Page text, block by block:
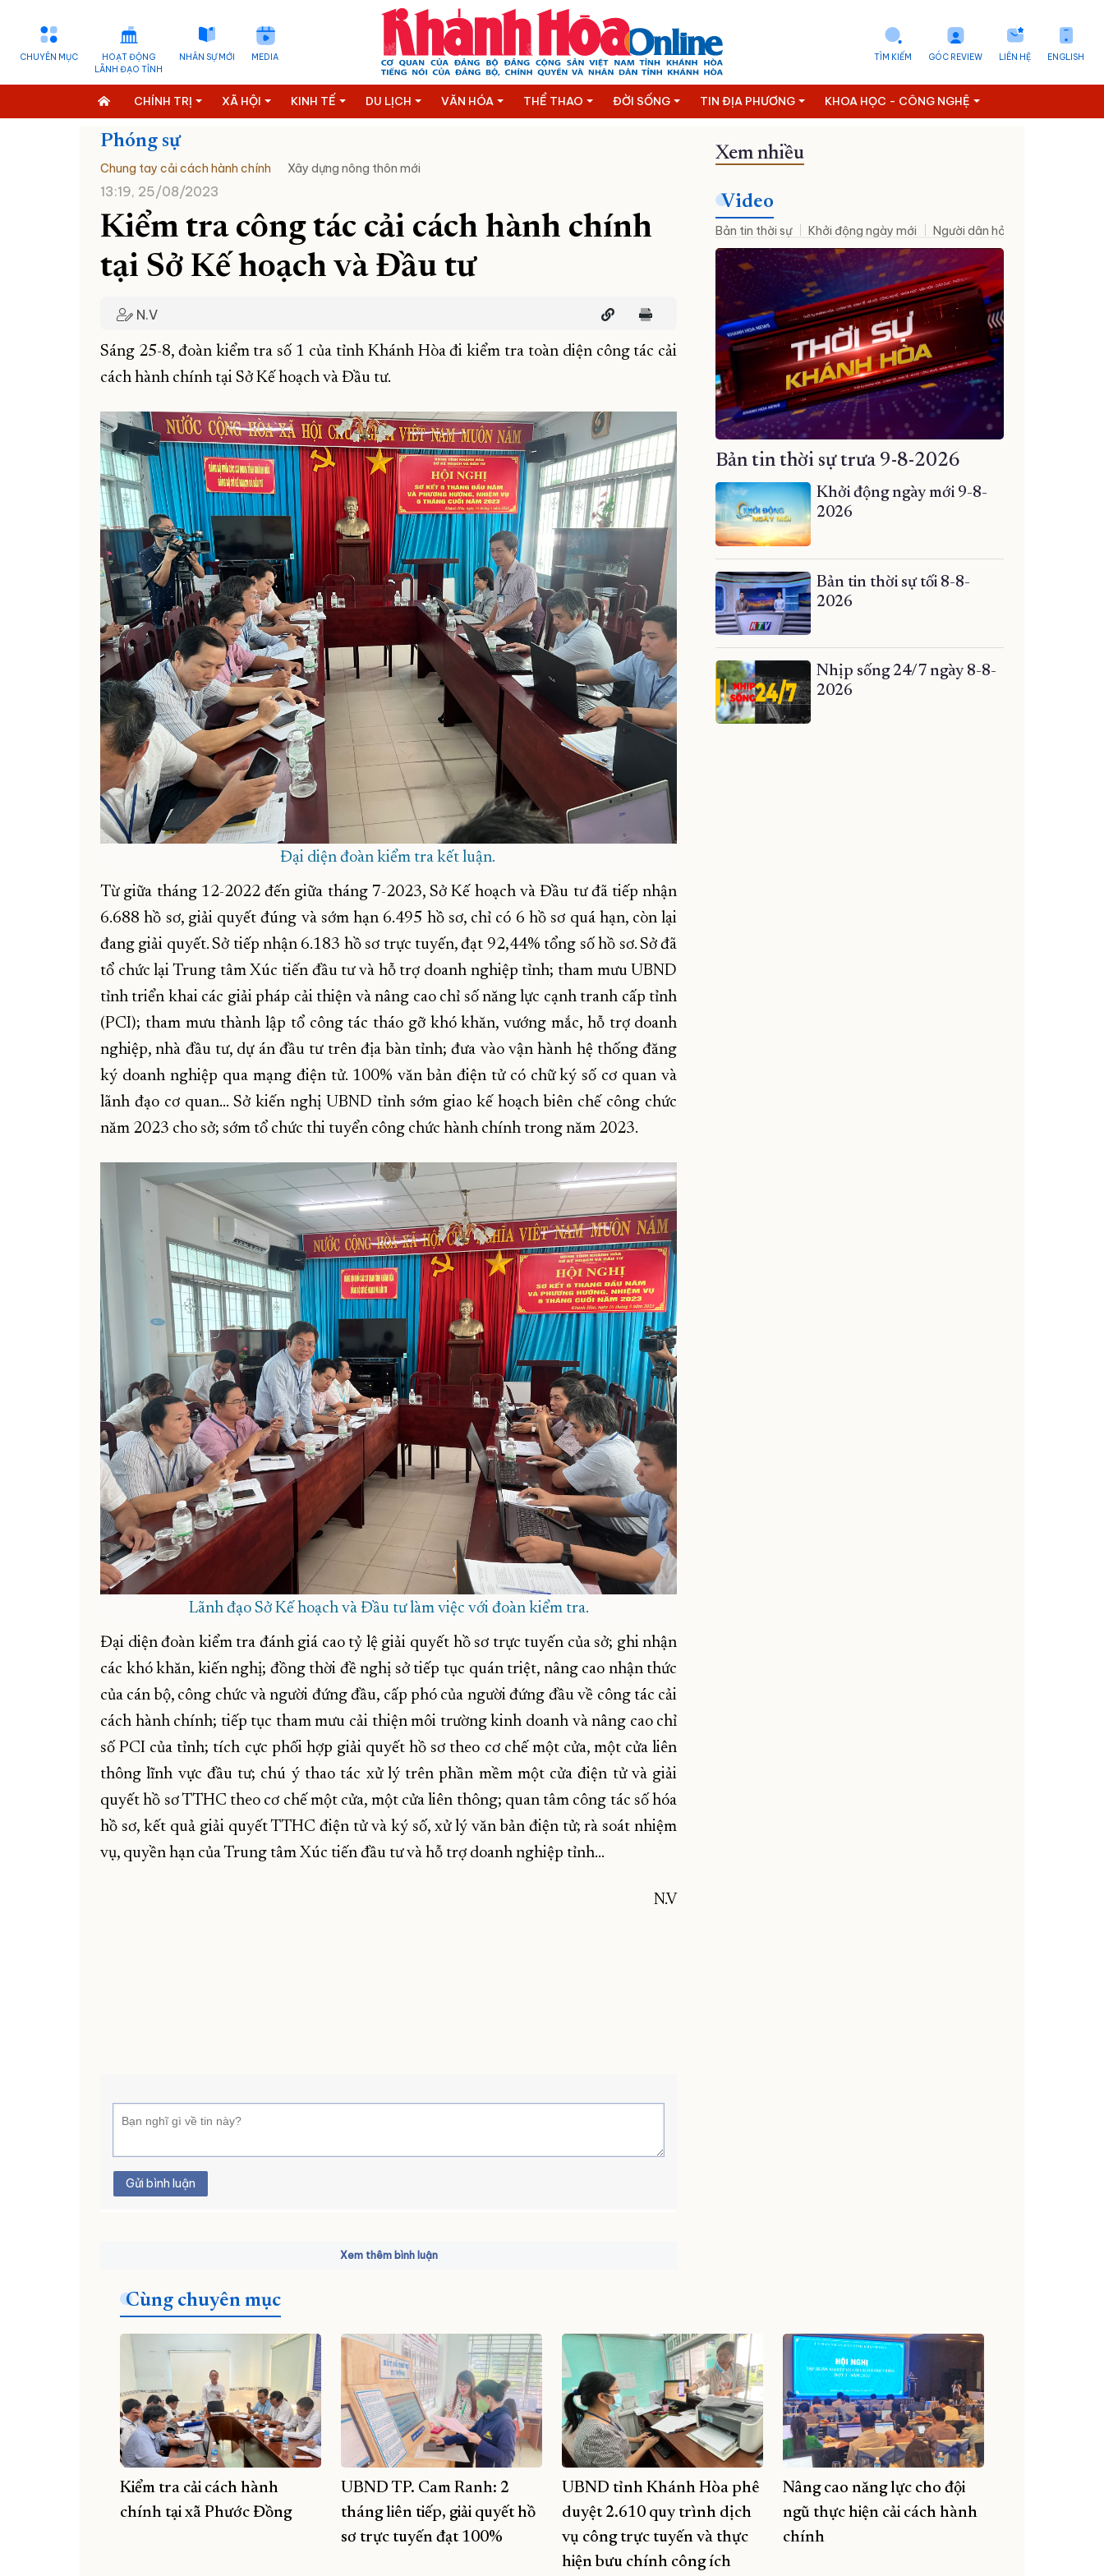
CHUYÊN MỤC
HOẠT ĐỘNG
LÃNH ĐẠO TỈNH
NHÂN SỰ MỚI MEDIA ENGLISH
LIÊN HỆ
GÓC REVIEW
TÌM KIẾM
CHÍNH TRỊ XÃ HỘI KINH TẾ DU LỊCH VĂN HÓA THỂ THAO ĐỜI SỐNG TIN ĐỊA PHƯƠNG KHOA HỌC - CÔNG NGHỆ
Phóng sự
Chung tay cải cách hành chính Xây dựng nông thôn mới
13:19, 25/08/2023
Kiểm tra công tác cải cách hành chính
tại Sở Kế hoạch và Đầu tư
N.V
Sáng 25-8, đoàn kiểm tra số 1 của tỉnh Khánh Hòa đi kiểm tra toàn diện công tác cải
cách hành chính tại Sở Kế hoạch và Đầu tư.
Đại diện đoàn kiểm tra kết luận.
Từ giữa tháng 12-2022 đến giữa tháng 7-2023, Sở Kế hoạch và Đầu tư đã tiếp nhận
6.688 hồ sơ, giải quyết đúng và sớm hạn 6.495 hồ sơ, chỉ có 6 hồ sơ quá hạn, còn lại
đang giải quyết. Sở tiếp nhận 6.183 hồ sơ trực tuyến, đạt 92,44% tổng số hồ sơ. Sở đã
tổ chức lại Trung tâm Xúc tiến đầu tư và hỗ trợ doanh nghiệp tỉnh; tham mưu UBND
tỉnh triển khai các giải pháp cải thiện và nâng cao chỉ số năng lực cạnh tranh cấp tỉnh
(PCI); tham mưu thành lập tổ công tác tháo gỡ khó khăn, vướng mắc, hỗ trợ doanh
nghiệp, nhà đầu tư, dự án đầu tư trên địa bàn tỉnh; đưa vào vận hành hệ thống đăng
ký doanh nghiệp qua mạng điện tử. 100% văn bản điện tử có chữ ký số cơ quan và
lãnh đạo cơ quan… Sở kiến nghị UBND tỉnh sớm giao kế hoạch biên chế công chức
năm 2023 cho sở; sớm tổ chức thi tuyển công chức hành chính trong năm 2023.
Lãnh đạo Sở Kế hoạch và Đầu tư làm việc với đoàn kiểm tra.
Đại diện đoàn kiểm tra đánh giá cao tỷ lệ giải quyết hồ sơ trực tuyến của sở; ghi nhận
các khó khăn, kiến nghị; đồng thời đề nghị sở tiếp tục quán triệt, nâng cao nhận thức
của cán bộ, công chức và người đứng đầu, cấp phó của người đứng đầu về công tác cải
cách hành chính; tiếp tục tham mưu cải thiện môi trường kinh doanh và nâng cao chỉ
số PCI của tỉnh; tích cực phối hợp giải quyết hồ sơ theo cơ chế một cửa, một cửa liên
thông lĩnh vực đầu tư; chú ý thao tác xử lý trên phần mềm một cửa điện tử và giải
quyết hồ sơ TTHC theo cơ chế một cửa, một cửa liên thông; quan tâm công tác số hóa
hồ sơ, kết quả giải quyết TTHC điện tử và ký số, xử lý văn bản điện tử; rà soát nhiệm
vụ, quyền hạn của Trung tâm Xúc tiến đầu tư và hỗ trợ doanh nghiệp tỉnh…
N.V
Gửi bình luận
Xem thêm bình luận
Xem nhiều
Video
Bản tin thời sự Khởi động ngày mới Người dân hỏi – Cơ quan nhà
Bản tin thời sự trưa 9-8-2026
Khởi động ngày mới 9-8-
2026
Bản tin thời sự tối 8-8-
2026
Nhịp sống 24/7 ngày 8-8-
2026
Cùng chuyên mục
Kiểm tra cải cách hành
chính tại xã Phước Đồng
UBND TP. Cam Ranh: 2
tháng liên tiếp, giải quyết hồ
sơ trực tuyến đạt 100%
UBND tỉnh Khánh Hòa phê
duyệt 2.610 quy trình dịch
vụ công trực tuyến và thực
hiện bưu chính công ích
Nâng cao năng lực cho đội
ngũ thực hiện cải cách hành
chính